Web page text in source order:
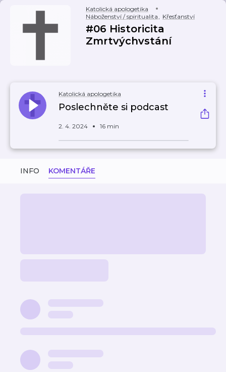
Katolická apologetika
Náboženství / spiritualita, Křesťanství
#06 Historicita
Zmrtvýchvstání
Katolická apologetika
Poslechněte si podcast
2. 4. 2024 16 min
INFO KOMENTÁŘE